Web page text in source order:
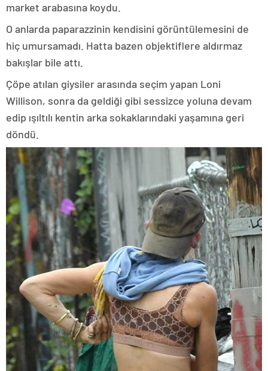
market arabasına koydu.
O anlarda paparazzinin kendisini görüntülemesini de
hiç umursamadı. Hatta bazen objektiflere aldırmaz
bakışlar bile attı.
Çöpe atılan giysiler arasında seçim yapan Loni
Willison, sonra da geldiği gibi sessizce yoluna devam
edip ışıltılı kentin arka sokaklarındaki yaşamına geri
döndü.